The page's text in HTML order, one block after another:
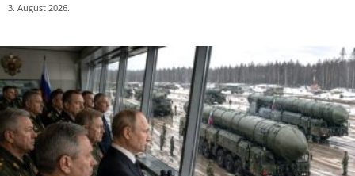
3. August 2026.